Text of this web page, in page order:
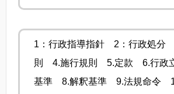
1：行政指導指針 2：行政処分
則 4.施行規則 5.定款 6.行政
基準 8.解釈基準 9.法規命令